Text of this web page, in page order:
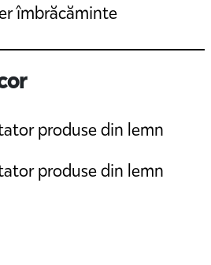
îmbrăcăminte
produse din lemn
produse din lemn